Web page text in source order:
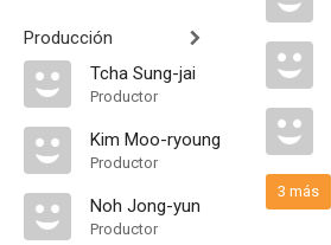
Producción
Tcha Sung-jai
Productor
Kim Moo-ryoung
Productor
Noh Jong-yun
Productor
3 más